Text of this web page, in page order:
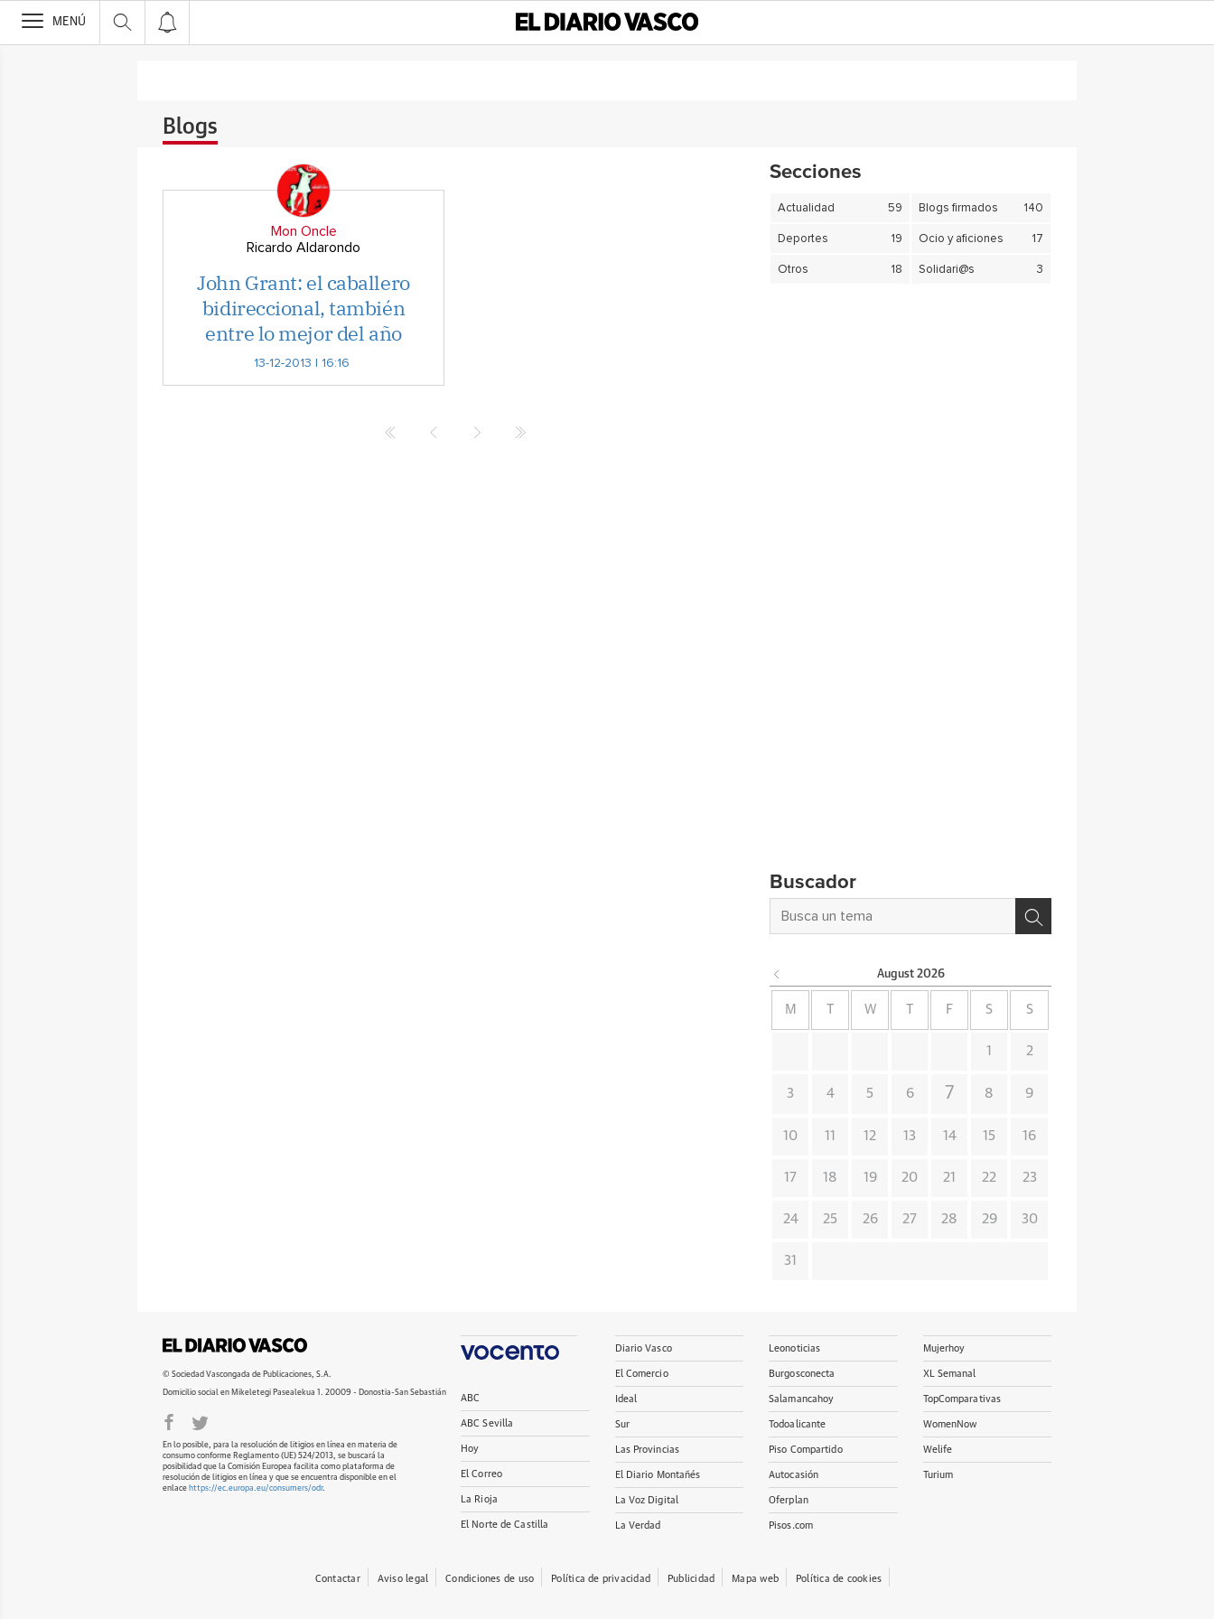
>
MENÚ
Blogs
Mon Oncle
Ricardo Aldarondo
John Grant: el caballero
bidireccional, también
entre lo mejor del año
13-12-2013 | 16:16
Secciones
Actualidad 59 Blogs firmados 140
Deportes 19 Ocio y aficiones 17
Otros 18 Solidari@s 3
Buscador
August 2026
M W F S S
1 2
3 4 5 6 7 8 9
10 11 12 13 14 15 16
17 18 19 20 21 22 23
24 25 26 27 28 29 30
31
© Sociedad Vascongada de Publicaciones, S.A.
Domicilio social en Mikeletegi Pasealekua 1. 20009 - Donostia-San Sebastián
En lo posible, para la resolución de litigios en línea en materia de
consumo conforme Reglamento (UE) 524/2013, se buscará la
posibilidad que la Comisión Europea facilita como plataforma de
resolución de litigios en línea y que se encuentra disponible en el
enlace https://ec.europa.eu/consumers/odr.
ABC
ABC Sevilla
Hoy
El Correo
La Rioja
El Norte de Castilla
Diario Vasco
El Comercio
Ideal
Sur
Las Provincias
El Diario Montañés
La Voz Digital
La Verdad
Leonoticias
Burgosconecta
Salamancahoy
Todoalicante
Piso Compartido
Autocasión
Oferplan
Pisos.com
Mujerhoy
XL Semanal
TopComparativas
WomenNow
Welife
Turium
Contactar Aviso legal Condiciones de uso Política de privacidad Publicidad Mapa web Política de cookies